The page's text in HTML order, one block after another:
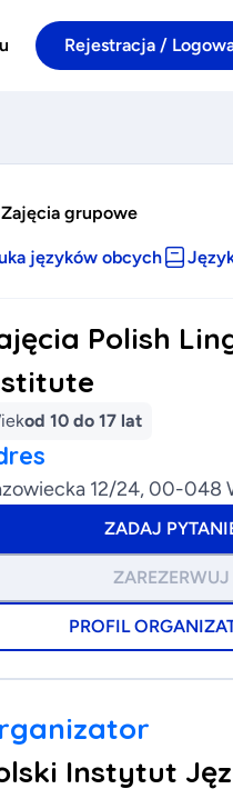
Rejestracja /
Zajęcia grupowe
języków obcych
Polish
od 10 do 17 lat
12/24, 00-048
ZADAJ
ZAREZERWUJ
PROFIL
Instytut